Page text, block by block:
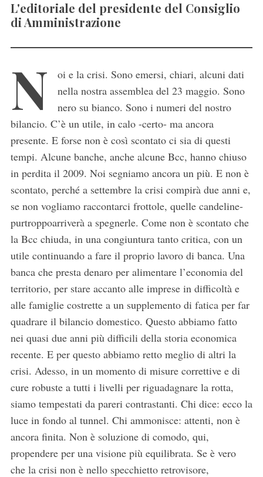
L'editoriale del presidente del Consiglio
di Amministrazione
N
oi e la crisi. Sono emersi, chiari, alcuni dati
nella nostra assemblea del 23 maggio. Sono
nero su bianco. Sono i numeri del nostro
bilancio. C’è un utile, in calo -certo- ma ancora
presente. E forse non è così scontato ci sia di questi
tempi. Alcune banche, anche alcune Bcc, hanno chiuso
in perdita il 2009. Noi segniamo ancora un più. E non è
scontato, perché a settembre la crisi compirà due anni e,
se non vogliamo raccontarci frottole, quelle candeline-
purtroppoarriverà a spegnerle. Come non è scontato che
la Bcc chiuda, in una congiuntura tanto critica, con un
utile continuando a fare il proprio lavoro di banca. Una
banca che presta denaro per alimentare l’economia del
territorio, per stare accanto alle imprese in difficoltà e
alle famiglie costrette a un supplemento di fatica per far
quadrare il bilancio domestico. Questo abbiamo fatto
nei quasi due anni più difficili della storia economica
recente. E per questo abbiamo retto meglio di altri la
crisi. Adesso, in un momento di misure correttive e di
cure robuste a tutti i livelli per riguadagnare la rotta,
siamo tempestati da pareri contrastanti. Chi dice: ecco la
luce in fondo al tunnel. Chi ammonisce: attenti, non è
ancora finita. Non è soluzione di comodo, qui,
propendere per una visione più equilibrata. Se è vero
che la crisi non è nello specchietto retrovisore,